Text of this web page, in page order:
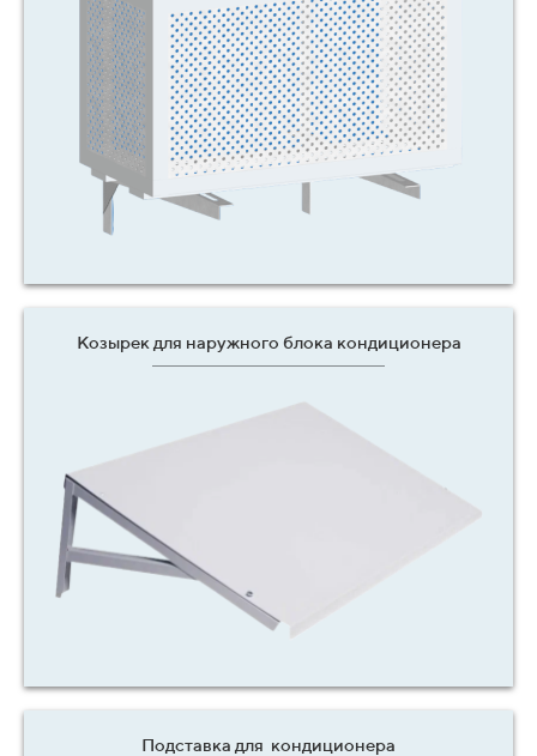
Козырек для наружного блока кондиционера
Подставка для кондиционера